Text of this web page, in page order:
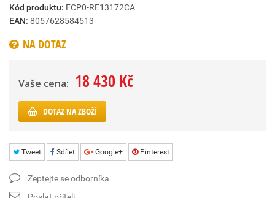
Kód produktu: FCP0-RE13172CA
EAN: 8057628584513
NA DOTAZ
Vaše cena: 18 430 Kč
DOTAZ NA ZBOŽÍ
Tweet Sdílet Google+ Pinterest
Zeptejte se odborníka